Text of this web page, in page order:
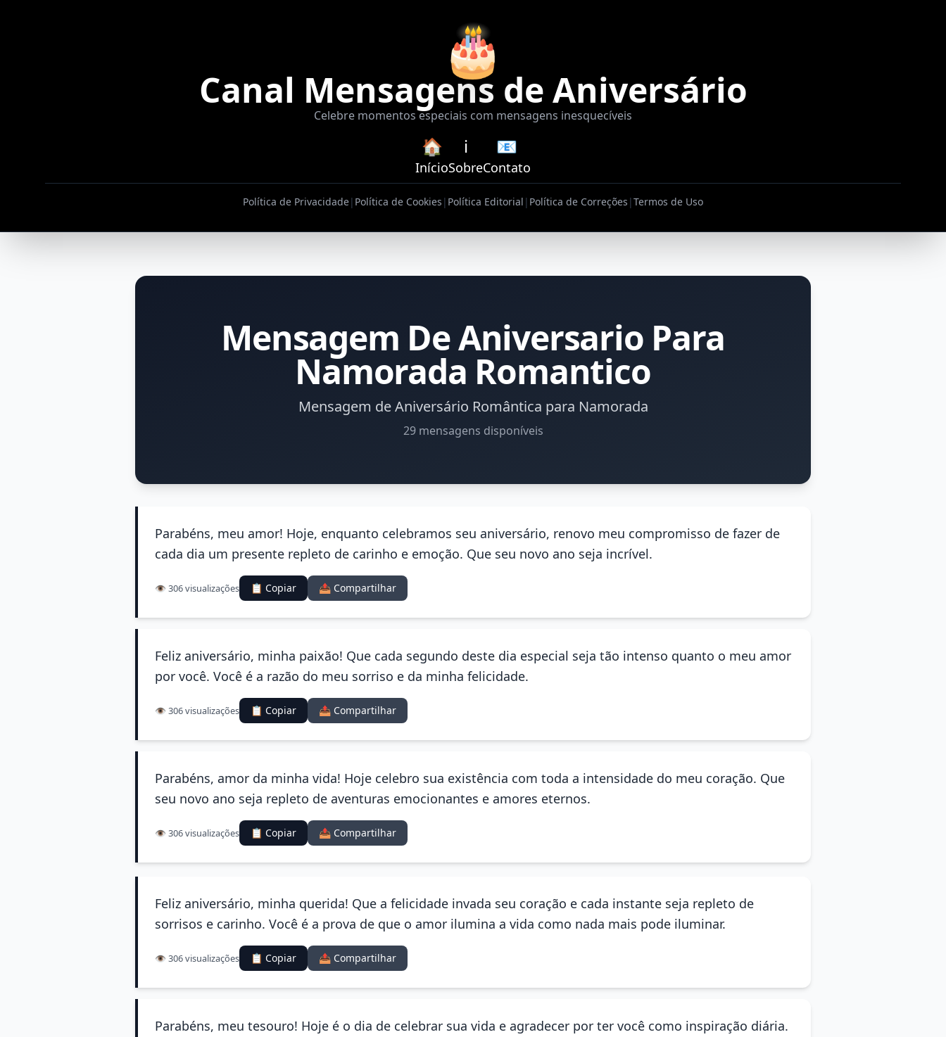
🎂
Canal Mensagens de Aniversário
Celebre momentos especiais com mensagens inesquecíveis
🏠
Início
ℹ️
Sobre
📧
Contato
Política de Privacidade| Política de Cookies | Política Editorial | Política de Correções |Termos de Uso
Mensagem De Aniversario Para
Namorada Romantico
Mensagem de Aniversário Romântica para Namorada
29 mensagens disponíveis
Parabéns, meu amor! Hoje, enquanto celebramos seu aniversário, renovo meu compromisso de fazer de
cada dia um presente repleto de carinho e emoção. Que seu novo ano seja incrível.
👁️ 306 visualizações 📋 Copiar 📤 Compartilhar
Feliz aniversário, minha paixão! Que cada segundo deste dia especial seja tão intenso quanto o meu amor
por você. Você é a razão do meu sorriso e da minha felicidade.
👁️ 306 visualizações 📋 Copiar 📤 Compartilhar
Parabéns, amor da minha vida! Hoje celebro sua existência com toda a intensidade do meu coração. Que
seu novo ano seja repleto de aventuras emocionantes e amores eternos.
👁️ 306 visualizações 📋 Copiar 📤 Compartilhar
Feliz aniversário, minha querida! Que a felicidade invada seu coração e cada instante seja repleto de
sorrisos e carinho. Você é a prova de que o amor ilumina a vida como nada mais pode iluminar.
👁️ 306 visualizações 📋 Copiar 📤 Compartilhar
Parabéns, meu tesouro! Hoje é o dia de celebrar sua vida e agradecer por ter você como inspiração diária.